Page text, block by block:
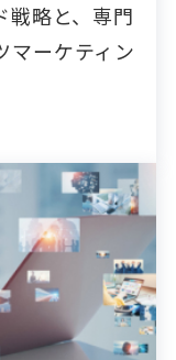
戦略と、専門
マーケティン